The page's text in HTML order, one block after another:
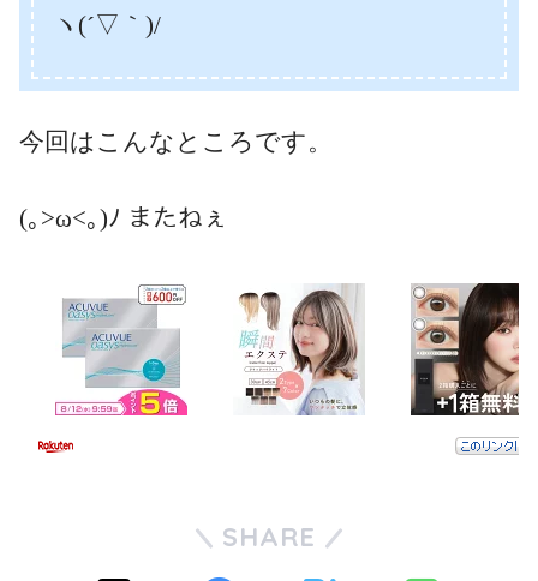
ヽ(´▽｀)/
今回はこんなところです。
(｡>ω<｡)ﾉ またねぇ
SHARE